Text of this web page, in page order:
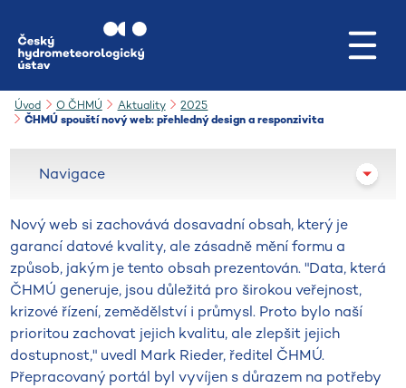
Úvod O ČHMÚ Aktuality
2025
ČHMÚ spouští nový web: přehledný design a responzivita
Nový web si zachovává dosavadní obsah, který je
garancí datové kvality, ale zásadně mění formu a
způsob, jakým je tento obsah prezentován. "Data, která
ČHMÚ generuje, jsou důležitá pro širokou veřejnost,
krizové řízení, zemědělství i průmysl. Proto bylo naší
prioritou zachovat jejich kvalitu, ale zlepšit jejich
dostupnost," uvedl Mark Rieder, ředitel ČHMÚ.
Přepracovaný portál byl vyvíjen s důrazem na potřeby
Navigace